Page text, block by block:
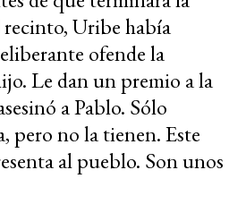
recinto, Uribe había
ofende la
Le dan un premio a la
a Pablo. Sólo
pero no la tienen. Este
al pueblo. Son unos